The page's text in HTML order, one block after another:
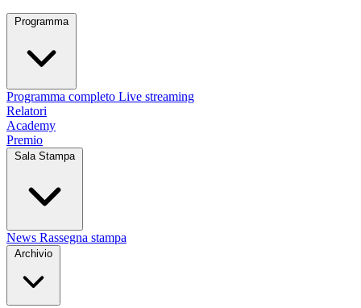
Programma
Programma completo Live streaming
Relatori
Academy
Premio
Sala Stampa
News Rassegna stampa
Archivio